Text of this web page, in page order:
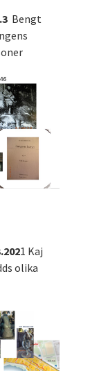
Bengt
1 Kaj
olika